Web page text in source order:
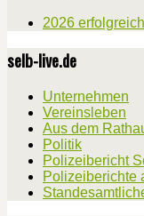
2026
selb-live.de
Unternehmen
Vereinsleben
Aus dem
Politik
Polizeibericht
Polizeiberichte